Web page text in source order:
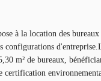
à la location des
configurations
m² de bureaux,
certification